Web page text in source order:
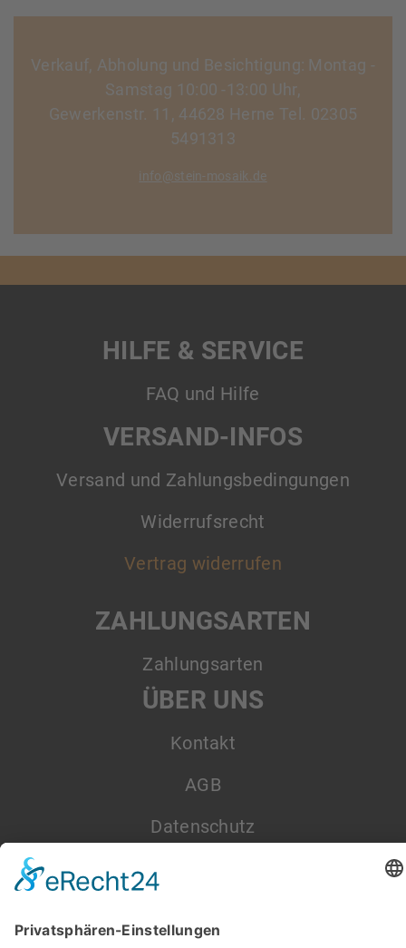
Verkauf, Abholung und Besichtigung: Montag -
Samstag 10:00 -13:00 Uhr,
Gewerkenstr. 11, 44628 Herne Tel. 02305
5491313
info@stein-mosaik.de
HILFE & SERVICE
FAQ und Hilfe
VERSAND-INFOS
Versand und Zahlungsbedingungen
Widerrufsrecht
Vertrag widerrufen
ZAHLUNGSARTEN
Zahlungsarten
ÜBER UNS
Kontakt
AGB
Datenschutz
Impressum